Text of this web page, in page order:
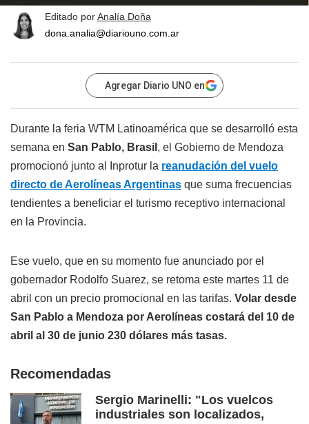
Editado porAnalía Doña
dona.analia@diariouno.com.ar
Agregar Diario UNO en
Durante la feria WTM Latinoamérica que se desarrolló esta
semana en San Pablo, Brasil , el Gobierno de Mendoza
promocionó junto al Inprotur la reanudación del vuelo
directo de Aerolíneas Argentinas que suma frecuencias
tendientes a beneficiar el turismo receptivo internacional
en la Provincia.
Ese vuelo, que en su momento fue anunciado por el
gobernador Rodolfo Suarez, se retoma este martes 11 de
abril con un precio promocional en las tarifas. Volar desde
San Pablo a Mendoza por Aerolíneas costará del 10 de
abril al 30 de junio 230 dólares más tasas.
Recomendadas
Sergio Marinelli: "Los vuelcos
industriales son localizados,